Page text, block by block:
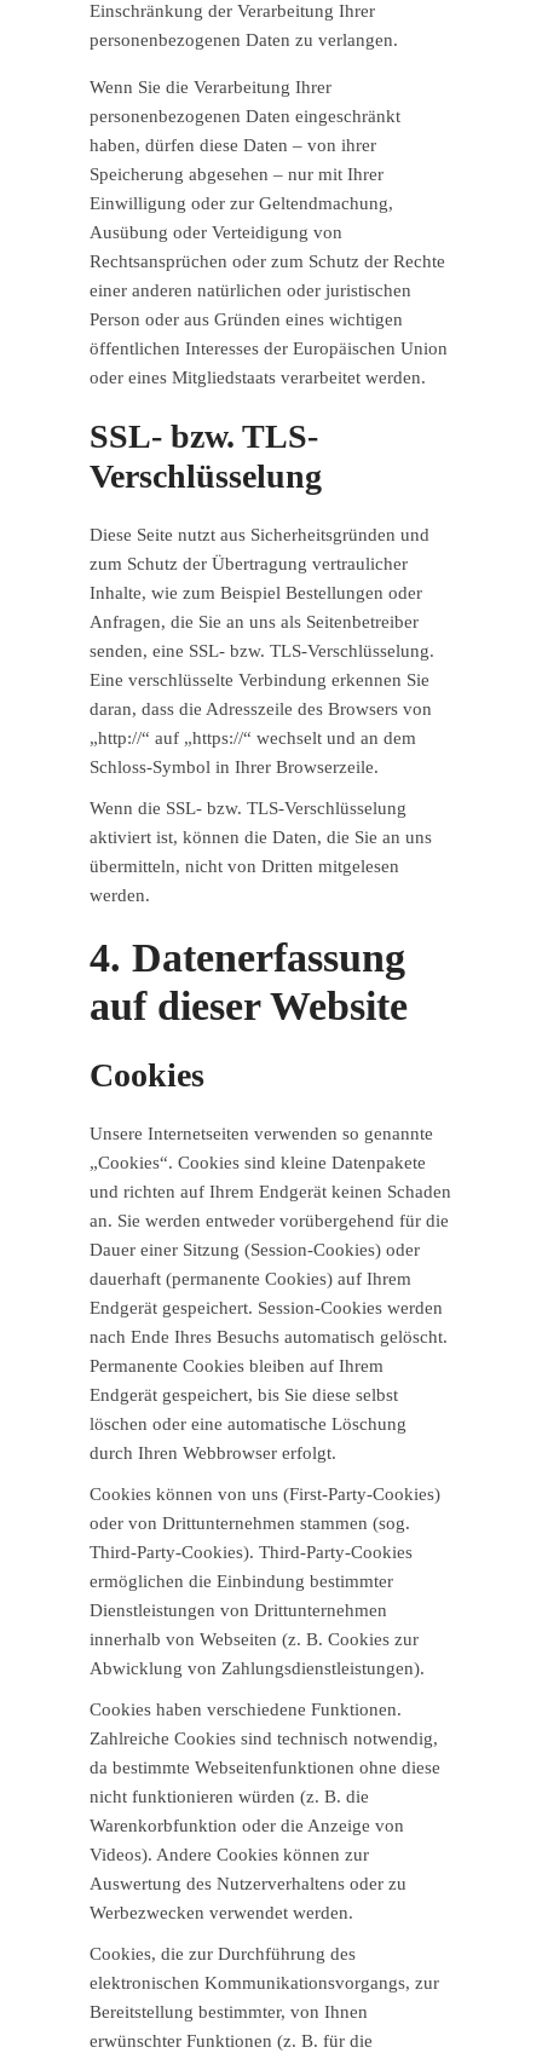
Einschränkung der Verarbeitung Ihrer
personenbezogenen Daten zu verlangen.
Wenn Sie die Verarbeitung Ihrer
personenbezogenen Daten eingeschränkt
haben, dürfen diese Daten – von ihrer
Speicherung abgesehen – nur mit Ihrer
Einwilligung oder zur Geltendmachung,
Ausübung oder Verteidigung von
Rechtsansprüchen oder zum Schutz der Rechte
einer anderen natürlichen oder juristischen
Person oder aus Gründen eines wichtigen
öffentlichen Interesses der Europäischen Union
oder eines Mitgliedstaats verarbeitet werden.
SSL- bzw. TLS-
Verschlüsselung
Diese Seite nutzt aus Sicherheitsgründen und
zum Schutz der Übertragung vertraulicher
Inhalte, wie zum Beispiel Bestellungen oder
Anfragen, die Sie an uns als Seitenbetreiber
senden, eine SSL- bzw. TLS-Verschlüsselung.
Eine verschlüsselte Verbindung erkennen Sie
daran, dass die Adresszeile des Browsers von
„http://“ auf „https://“ wechselt und an dem
Schloss-Symbol in Ihrer Browserzeile.
Wenn die SSL- bzw. TLS-Verschlüsselung
aktiviert ist, können die Daten, die Sie an uns
übermitteln, nicht von Dritten mitgelesen
werden.
4. Datenerfassung
auf dieser Website
Cookies
Unsere Internetseiten verwenden so genannte
„Cookies“. Cookies sind kleine Datenpakete
und richten auf Ihrem Endgerät keinen Schaden
an. Sie werden entweder vorübergehend für die
Dauer einer Sitzung (Session-Cookies) oder
dauerhaft (permanente Cookies) auf Ihrem
Endgerät gespeichert. Session-Cookies werden
nach Ende Ihres Besuchs automatisch gelöscht.
Permanente Cookies bleiben auf Ihrem
Endgerät gespeichert, bis Sie diese selbst
löschen oder eine automatische Löschung
durch Ihren Webbrowser erfolgt.
Cookies können von uns (First-Party-Cookies)
oder von Drittunternehmen stammen (sog.
Third-Party-Cookies). Third-Party-Cookies
ermöglichen die Einbindung bestimmter
Dienstleistungen von Drittunternehmen
innerhalb von Webseiten (z. B. Cookies zur
Abwicklung von Zahlungsdienstleistungen).
Cookies haben verschiedene Funktionen.
Zahlreiche Cookies sind technisch notwendig,
da bestimmte Webseitenfunktionen ohne diese
nicht funktionieren würden (z. B. die
Warenkorbfunktion oder die Anzeige von
Videos). Andere Cookies können zur
Auswertung des Nutzerverhaltens oder zu
Werbezwecken verwendet werden.
Cookies, die zur Durchführung des
elektronischen Kommunikationsvorgangs, zur
Bereitstellung bestimmter, von Ihnen
erwünschter Funktionen (z. B. für die